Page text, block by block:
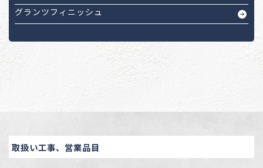
グランツフィニッシュ
取扱い工事、営業品目